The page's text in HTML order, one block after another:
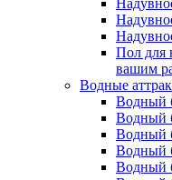
Пол для
вашим
Водные
Водный
Водный
Водный
Водный
Водный